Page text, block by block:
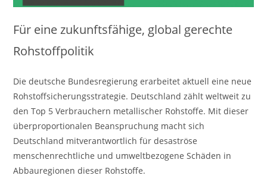
Für eine zukunftsfähige, global gerechte
Rohstoffpolitik
Die deutsche Bundesregierung erarbeitet aktuell eine neue
Rohstoffsicherungsstrategie. Deutschland zählt weltweit zu
den Top 5 Verbrauchern metallischer Rohstoffe. Mit dieser
überproportionalen Beanspruchung macht sich
Deutschland mitverantwortlich für desaströse
menschenrechtliche und umweltbezogene Schäden in
Abbauregionen dieser Rohstoffe.